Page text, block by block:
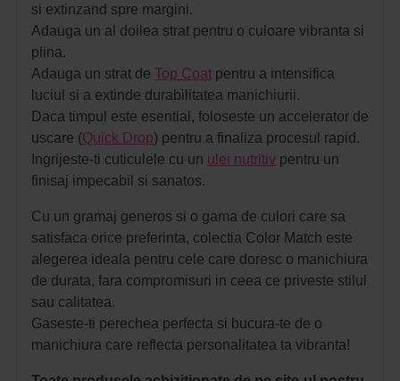
si extinzand spre margini.
Adauga un al doilea strat pentru o culoare vibranta si
plina.
Adauga un strat de Top Coat pentru a intensifica
luciul si a extinde durabilitatea manichiurii.
Daca timpul este esential, foloseste un accelerator de
uscare (Quick Drop) pentru a finaliza procesul rapid.
Ingrijeste-ti cuticulele cu un ulei nutritiv pentru un
finisaj impecabil si sanatos.
Cu un gramaj generos si o gama de culori care sa
satisfaca orice preferinta, colectia Color Match este
alegerea ideala pentru cele care doresc o manichiura
de durata, fara compromisuri in ceea ce priveste stilul
sau calitatea.
Gaseste-ti perechea perfecta si bucura-te de o
manichiura care reflecta personalitatea ta vibranta!